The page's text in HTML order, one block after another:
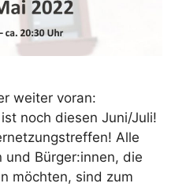
weiter voran:
noch diesen Juni/Juli!
Alle
und Bürger:innen, die
möchten, sind zum